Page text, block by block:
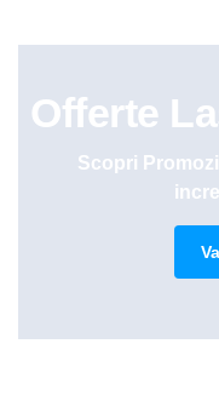
Offerte
Scopri